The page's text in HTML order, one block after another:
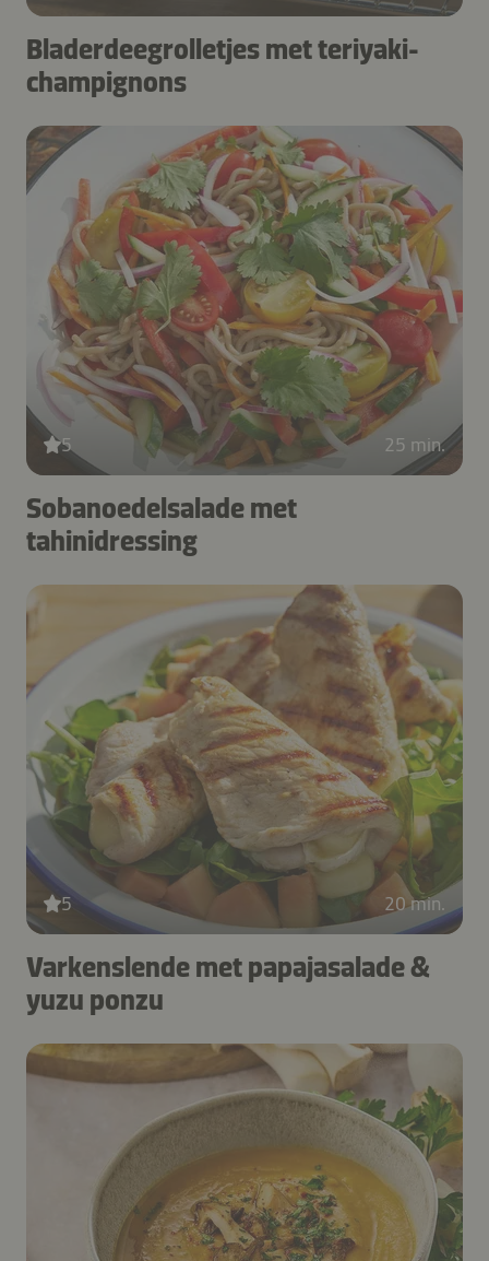
Bladerdeegrolletjes met teriyaki-
champignons
5 25 min.
Sobanoedelsalade met
tahinidressing
5 20 min.
Varkenslende met papajasalade &
yuzu ponzu